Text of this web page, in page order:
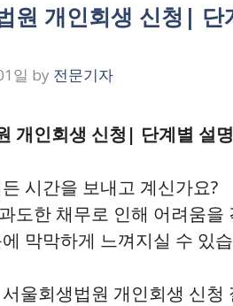
원 개인회생 신청|
일 by 전문기자
개인회생 신청| 단계별 설
시간을 보내고 계신가요?
도한 채무로 인해 어려움
막막하게 느껴지실 수 있
울회생법원 개인회생 신